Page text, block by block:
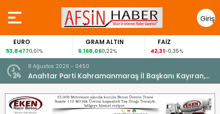
Giriş
Yap
EURO
53,84770,01%
GRAM ALTIN
6.168,060,22%
FAİZ
42,31-0,35%
8 Ağustos 2026 - 04:50
Anahtar Parti Kahramanmaraş İl Başkanı Kayıran,
Afşin Teşkilatı ile buluştu.